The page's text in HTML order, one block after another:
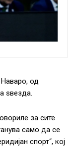
од
ѕвезда.
за сите
само да се
спорт“, кој